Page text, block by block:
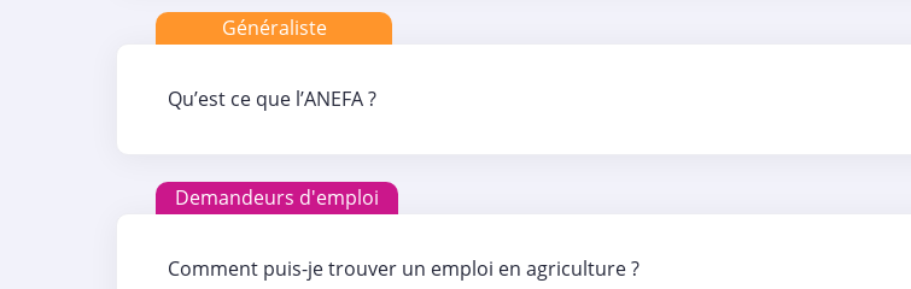
Généraliste
Qu’est ce que l’ANEFA ?
Demandeurs d'emploi
Comment puis-je trouver un emploi en agriculture ?